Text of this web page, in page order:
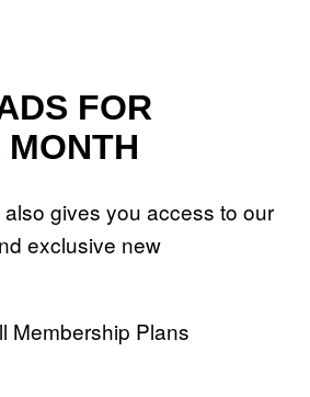
FOR
gives you access to our
exclusive new
Membership Plans